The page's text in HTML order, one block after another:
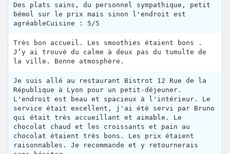
Des plats sains, du personnel sympathique, petit
bémol sur le prix mais sinon l'endroit est
agréableCuisine : 5/5
Très bon accueil. Les smoothies étaient bons .
J’y ai trouvé du calme à deux pas du tumulte de
la ville. Bonne atmosphère.
Je suis allé au restaurant Bistrot 12 Rue de la
République à Lyon pour un petit-déjeuner.
L'endroit est beau et spacieux à l'intérieur. Le
service était excellent, j'ai été servi par Bruno
qui était très accueillant et aimable. Le
chocolat chaud et les croissants et pain au
chocolat étaient très bons. Les prix étaient
raisonnables. Je recommande et y retournerais